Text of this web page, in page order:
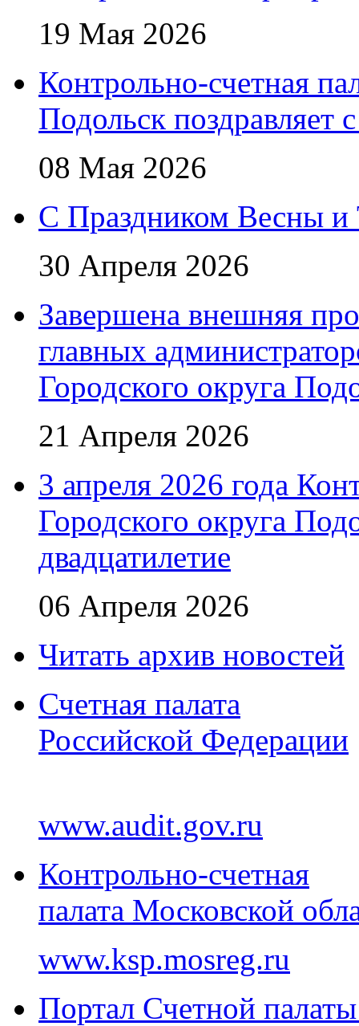
19 Мая 2026
Контрольно-счетная
Подольск
08 Мая 2026
C Праздником Весны и
30 Апреля 2026
Завершена внешняя
главных
Городского округа
21 Апреля 2026
3 апреля 2026 года
Городского округа
двадцатилетие
06 Апреля 2026
Читать архив новостей
Счетная палата
Российской Федерации
www.audit.gov.ru
Контрольно-счетная
палата Московской
www.ksp.mosreg.ru
Портал Счетной